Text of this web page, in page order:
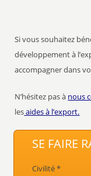
Si vous souhaitez
développement à
accompagner dans
N’hésitez pas à nous
lesaides à l’export.
SE FAIRE
Civilité *